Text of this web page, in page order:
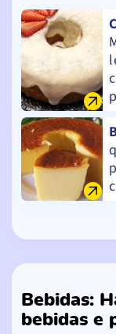
Bebidas:
bebidas e